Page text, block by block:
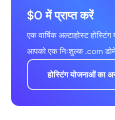
$0 में प्राप्त करें
एक वार्षिक अल्टाहोस्ट
आपको एक निःशुल्क .com
होस्टिंग योजनाओं का